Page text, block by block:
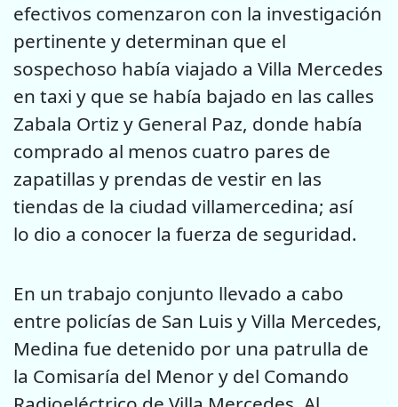
efectivos comenzaron con la investigación
pertinente y determinan que el
sospechoso había viajado a Villa Mercedes
en taxi y que se había bajado en las calles
Zabala Ortiz y General Paz, donde había
comprado al menos cuatro pares de
zapatillas y prendas de vestir en las
tiendas de la ciudad villamercedina; así
lo dio a conocer la fuerza de seguridad.
En un trabajo conjunto llevado a cabo
entre policías de San Luis y Villa Mercedes,
Medina fue detenido por una patrulla de
la Comisaría del Menor y del Comando